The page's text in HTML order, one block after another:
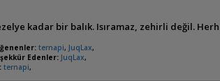
kadar bir balık. Isıramaz, zehirli değil.
ternapi, JuqLax,
Edenler: JuqLax,
ternapi,